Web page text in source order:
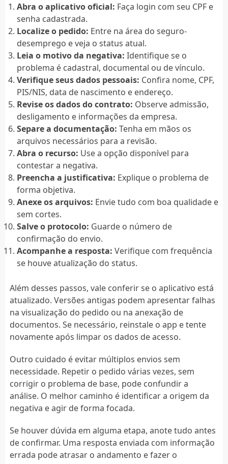
Abra o aplicativo oficial: Faça login com seu CPF e
senha cadastrada.
Localize o pedido: Entre na área do seguro-
desemprego e veja o status atual.
Leia o motivo da negativa: Identifique se o
problema é cadastral, documental ou de vínculo.
Verifique seus dados pessoais: Confira nome, CPF,
PIS/NIS, data de nascimento e endereço.
Revise os dados do contrato: Observe admissão,
desligamento e informações da empresa.
Separe a documentação: Tenha em mãos os
arquivos necessários para a revisão.
Abra o recurso: Use a opção disponível para
contestar a negativa.
Preencha a justificativa: Explique o problema de
forma objetiva.
Anexe os arquivos: Envie tudo com boa qualidade e
sem cortes.
Salve o protocolo: Guarde o número de
confirmação do envio.
Acompanhe a resposta: Verifique com frequência
se houve atualização do status.
Além desses passos, vale conferir se o aplicativo está
atualizado. Versões antigas podem apresentar falhas
na visualização do pedido ou na anexação de
documentos. Se necessário, reinstale o app e tente
novamente após limpar os dados de acesso.
Outro cuidado é evitar múltiplos envios sem
necessidade. Repetir o pedido várias vezes, sem
corrigir o problema de base, pode confundir a
análise. O melhor caminho é identificar a origem da
negativa e agir de forma focada.
Se houver dúvida em alguma etapa, anote tudo antes
de confirmar. Uma resposta enviada com informação
errada pode atrasar o andamento e fazer o